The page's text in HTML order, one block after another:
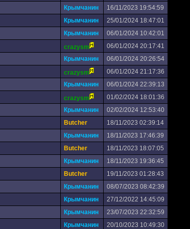
Крымчанин
16/11/2023 19:54:59
Крымчанин
25/01/2024 18:47:01
Крымчанин
06/01/2024 10:42:01
crazysm
06/01/2024 20:17:41
Крымчанин
06/01/2024 20:26:54
crazysm
06/01/2024 21:17:36
Крымчанин
06/01/2024 22:39:13
crazysm
01/02/2024 18:01:36
Крымчанин
02/02/2024 12:53:40
Butcher
18/11/2023 02:39:14
Крымчанин
18/11/2023 17:46:39
Butcher
18/11/2023 18:07:05
Крымчанин
18/11/2023 19:36:45
Butcher
19/11/2023 01:28:43
Крымчанин
08/07/2023 08:42:39
Крымчанин
27/12/2022 14:45:09
Крымчанин
23/07/2023 22:32:59
Крымчанин 20/10/2023 10:49:30